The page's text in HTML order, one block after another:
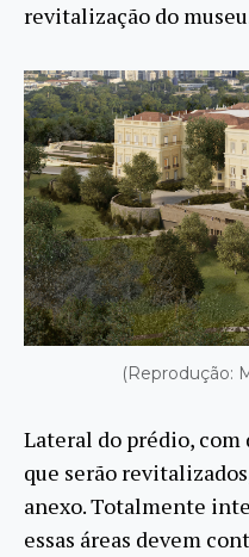
revitalização do
(Reprodução:
Lateral do prédio, com
que serão
anexo. Totalmente
essas áreas devem